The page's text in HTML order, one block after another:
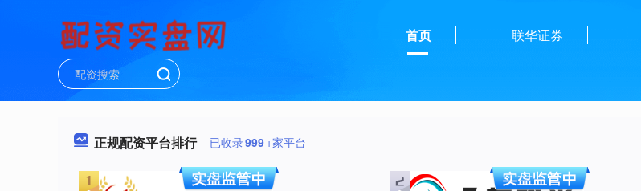
首页 联华证券
正规配资平台排行 已收录999+家平台